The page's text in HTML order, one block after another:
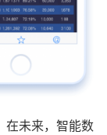
在未来，智能数